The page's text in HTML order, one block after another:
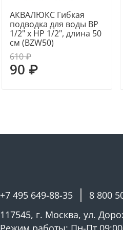
АКВАЛЮКС Гибкая
подводка для воды ВР
1/2" х НР 1/2", длина 50
см (BZW50)
610 ₽
90 ₽
+7 495 649-88-35
8 800
117545, г. Москва, ул.